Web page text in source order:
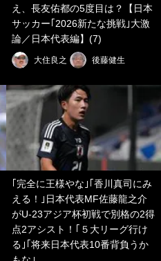
え、長友佑都の5度目は？【日本
サッカー｢2026新たな挑戦｣大激
論／日本代表編】(7)
大住良之 後藤健生
｢完全に王様やな｣｢香川真司にみ
える！｣日本代表MF佐藤龍之介
がU-23アジア杯初戦で別格の2得
点2アシスト！｢５大リーグ行け
る｣｢将来日本代表10番背負うか